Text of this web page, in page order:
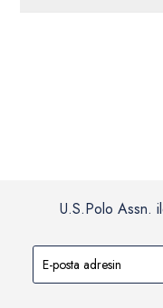
U.S.Polo Assn.